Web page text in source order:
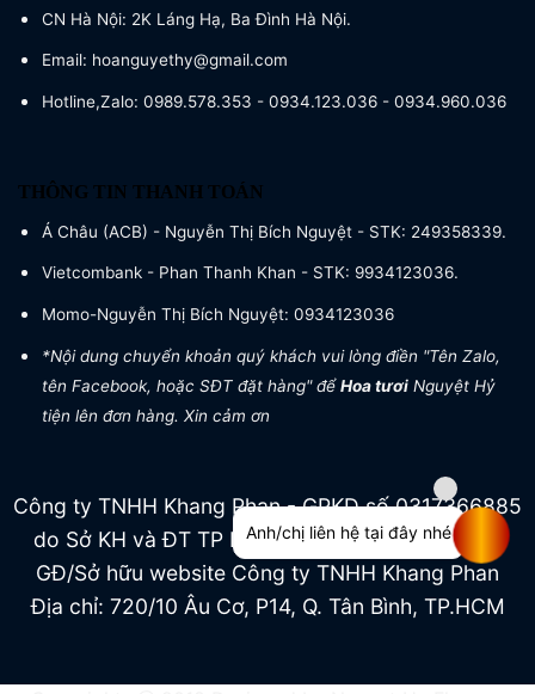
CN Hà Nội: 2K Láng Hạ, Ba Đình Hà Nội.
Email: hoanguyethy@gmail.com
Hotline,Zalo: 0989.578.353 - 0934.123.036 - 0934.960.036
THÔNG TIN THANH TOÁN
Á Châu (ACB) - Nguyễn Thị Bích Nguyệt - STK: 249358339.
Vietcombank - Phan Thanh Khan - STK: 9934123036.
Momo-Nguyễn Thị Bích Nguyệt: 0934123036
*Nội dung chuyển khoản quý khách vui lòng điền "Tên Zalo,
tên Facebook, hoặc SĐT đặt hàng" đểHoa tươi Nguyệt Hỷ
tiện lên đơn hàng. Xin cảm ơn
Công ty TNHH Khang Phan - GPKD số 0317366885
do Sở KH và ĐT TP HCM cấp ngày 04/07/2022
GĐ/Sở hữu website Công ty TNHH Khang Phan
Địa chỉ: 720/10 Âu Cơ, P14, Q. Tân Bình, TP.HCM
Anh/chị liên hệ tại đây nhé